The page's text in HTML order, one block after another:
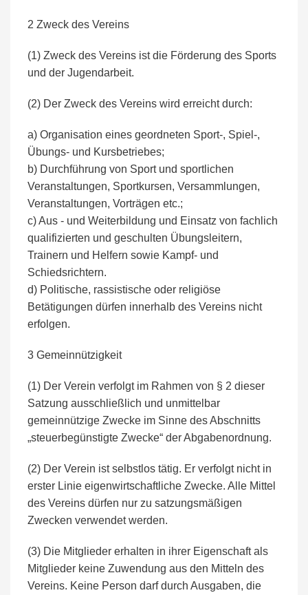
2 Zweck des Vereins
(1) Zweck des Vereins ist die Förderung des Sports
und der Jugendarbeit.
(2) Der Zweck des Vereins wird erreicht durch:
a) Organisation eines geordneten Sport-, Spiel-,
Übungs- und Kursbetriebes;
b) Durchführung von Sport und sportlichen
Veranstaltungen, Sportkursen, Versammlungen,
Veranstaltungen, Vorträgen etc.;
c) Aus - und Weiterbildung und Einsatz von fachlich
qualifizierten und geschulten Übungsleitern,
Trainern und Helfern sowie Kampf- und
Schiedsrichtern.
d) Politische, rassistische oder religiöse
Betätigungen dürfen innerhalb des Vereins nicht
erfolgen.
3 Gemeinnützigkeit
(1) Der Verein verfolgt im Rahmen von § 2 dieser
Satzung ausschließlich und unmittelbar
gemeinnützige Zwecke im Sinne des Abschnitts
„steuerbegünstigte Zwecke“ der Abgabenordnung.
(2) Der Verein ist selbstlos tätig. Er verfolgt nicht in
erster Linie eigenwirtschaftliche Zwecke. Alle Mittel
des Vereins dürfen nur zu satzungsmäßigen
Zwecken verwendet werden.
(3) Die Mitglieder erhalten in ihrer Eigenschaft als
Mitglieder keine Zuwendung aus den Mitteln des
Vereins. Keine Person darf durch Ausgaben, die